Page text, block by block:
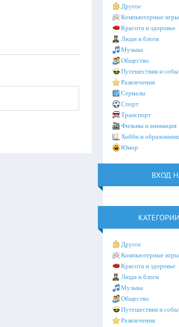
Другое
Компьютерные игры
Красота и здоровье
Люди и блоги
Музыка
Общество
Путешествия и
Развлечения
Сериалы
Спорт
Транспорт
Фильмы и анимация
Хобби и
Юмор
ВХОД
Другое
Компьютерные игры
Красота и здоровье
Люди и блоги
Музыка
Общество
Путешествия и
Развлечения